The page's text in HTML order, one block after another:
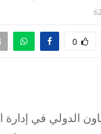
0
الدولي في إدارة